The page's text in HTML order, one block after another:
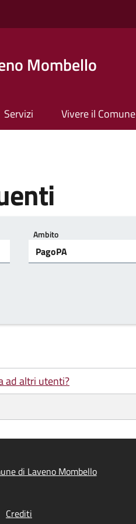
Mombello
Servizi Vivere il Comune
Ambito
ad altri utenti?
di Laveno Mombello
Crediti